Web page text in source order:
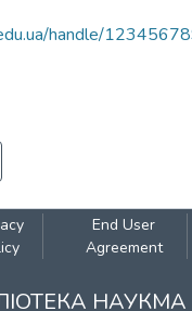
handle/
End User
Agreement
НАУКМА